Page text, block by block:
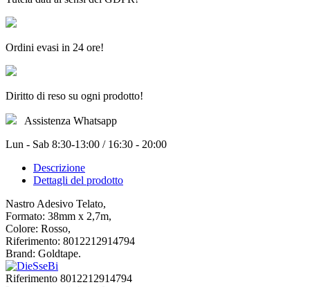
Ordini evasi in 24 ore!
Diritto di reso su ogni prodotto!
Assistenza Whatsapp
Lun - Sab 8:30-13:00 / 16:30 - 20:00
Descrizione
Dettagli del prodotto
Nastro Adesivo Telato,
Formato: 38mm x 2,7m,
Colore: Rosso,
Riferimento: 8012212914794
Brand: Goldtape.
Riferimento 8012212914794